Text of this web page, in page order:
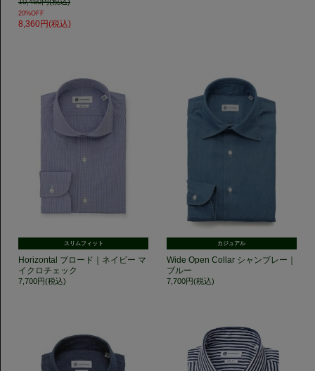
20%OFF
8,360円(税込)
スリムフィット
Horizontal ブロード｜ネイビー マ
イクロチェック
7,700円(税込)
カジュアル
Wide Open Collar シャンブレー｜
ブルー
7,700円(税込)